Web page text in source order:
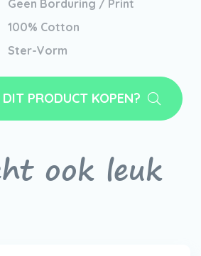
Geen Borduring / Print
100% Cotton
Ster-Vorm
PRODUCT KOPEN?
ook leuk